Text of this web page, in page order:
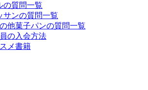
の質問一覧
サンの質問一覧
他菓子パンの質問一覧
の入会方法
メ書籍